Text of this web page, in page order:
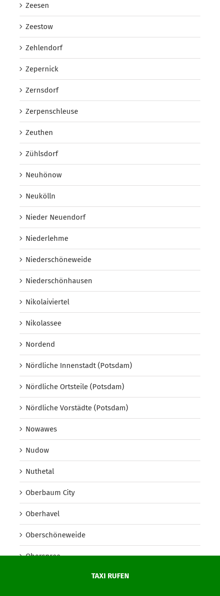
TAXI RUFEN
Zeesen
Zeestow
Zehlendorf
Zepernick
Zernsdorf
Zerpenschleuse
Zeuthen
Zühlsdorf
Neuhönow
Neukölln
Nieder Neuendorf
Niederlehme
Niederschöneweide
Niederschönhausen
Nikolaiviertel
Nikolassee
Nordend
Nördliche Innenstadt (Potsdam)
Nördliche Ortsteile (Potsdam)
Nördliche Vorstädte (Potsdam)
Nowawes
Nudow
Nuthetal
Oberbaum City
Oberhavel
Oberschöneweide
Oberspree